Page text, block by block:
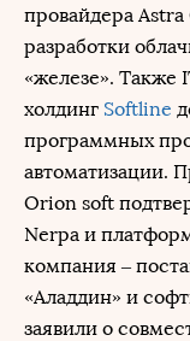
провайдера
разработки
«железе». Также
холдинг Softline
программных
автоматизации.
Orion soft
Nerpa и
компания –
«Аладдин» и
заявили о